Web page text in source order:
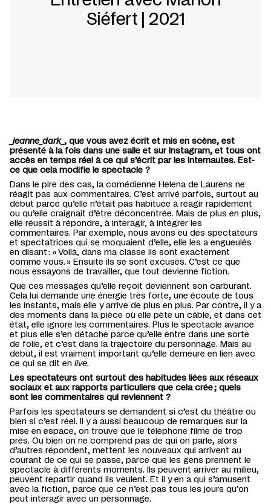
Siéfert | 2021
jeanne_dark_ , que vous avez écrit et mis en scène, est
présenté à la fois dans une salle et sur Instagram, et tous ont
accès en temps réel à ce qui s’écrit par les internautes. Est-
ce que cela modifie le spectacle ?
Dans le pire des cas, la comédienne Helena de Laurens ne
réagit pas aux commentaires. C’est arrivé parfois, surtout au
début parce qu’elle n’était pas habituée à réagir rapidement
ou qu’elle craignait d’être déconcentrée. Mais de plus en plus,
elle réussit à répondre, à interagir, à intégrer les
commentaires. Par exemple, nous avons eu des spectateurs
et spectatrices qui se moquaient d’elle, elle les a engueulés
en disant : « Voilà, dans ma classe ils sont exactement
comme vous.» Ensuite ils se sont excusés. C’est ce que
nous essayons de travailler, que tout devienne fiction.
Que ces messages qu’elle reçoit deviennent son carburant.
Cela lui demande une énergie très forte, une écoute de tous
les instants, mais elle y arrive de plus en plus. Par contre, il y a
des moments dans la pièce où elle pète un câble, et dans cet
état, elle ignore les commentaires. Plus le spectacle avance
et plus elle s’en détache parce qu’elle entre dans une sorte
de folie, et c’est dans la trajectoire du personnage. Mais au
début, il est vraiment important qu’elle demeure en lien avec
ce qui se dit en live.
Les spectateurs ont surtout des habitudes liées aux réseaux
sociaux et aux rapports particuliers que cela crée; quels
sont les commentaires qui reviennent ?
Parfois les spectateurs se demandent si c’est du théâtre ou
bien si c’est réel. Il y a aussi beaucoup de remarques sur la
mise en espace, on trouve que le téléphone filme de trop
près. Ou bien on ne comprend pas de qui on parle, alors
d’autres répondent, mettent les nouveaux qui arrivent au
courant de ce qui se passe, parce que les gens prennent le
spectacle à différents moments. Ils peuvent arriver au milieu,
peuvent repartir quand ils veulent. Et il y en a qui s’amusent
avec la fiction, parce que ce n’est pas tous les jours qu’on
peut interagir avec un personnage.